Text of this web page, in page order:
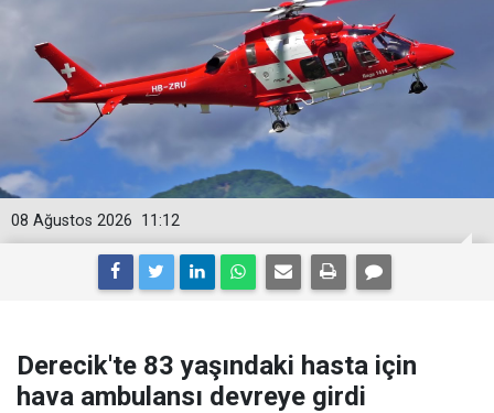
11:12
08 Ağustos 2026
Derecik'te 83 yaşındaki hasta için
hava ambulansı devreye girdi